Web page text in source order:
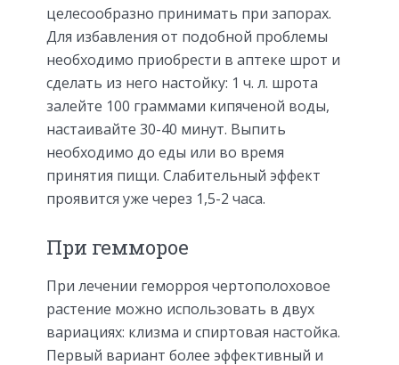
целесообразно принимать при запорах.
Для избавления от подобной проблемы
необходимо приобрести в аптеке шрот и
сделать из него настойку: 1 ч. л. шрота
залейте 100 граммами кипяченой воды,
настаивайте 30-40 минут. Выпить
необходимо до еды или во время
принятия пищи. Слабительный эффект
проявится уже через 1,5-2 часа.
При гемморое
При лечении геморроя чертополоховое
растение можно использовать в двух
вариациях: клизма и спиртовая настойка.
Первый вариант более эффективный и